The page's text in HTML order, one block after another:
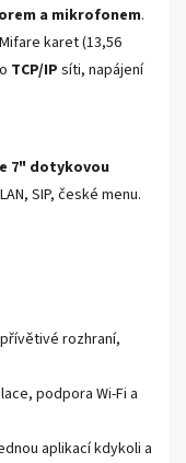
a mikrofonem.
karet (13,56
TCP/IP síti, napájení
7" dotykovou
SIP, české menu.
rozhraní,
podpora Wi-Fi a
aplikací kdykoli a